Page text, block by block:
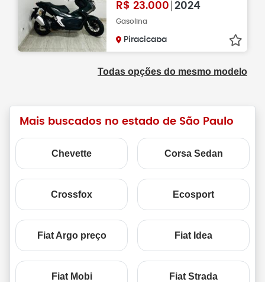
R$ 23.000 2024
Gasolina
Piracicaba
Todas opções do mesmo modelo
Mais buscados no estado de São Paulo
Chevette Corsa Sedan
Crossfox Ecosport
Fiat Argo preço Fiat Idea
Fiat Mobi Fiat Strada